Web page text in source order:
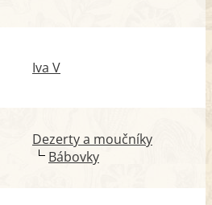
Iva V
Dezerty a moučníky
Bábovky